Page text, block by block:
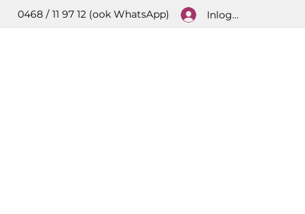
0468 / 11 97 12 (ook WhatsApp) Inloggen